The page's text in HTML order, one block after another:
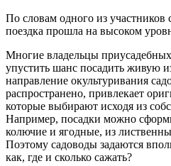
По словам одного из участников
поездка прошла на высоком
Многие владельцы приусадебных
упустить шанс посадить живую
направление окультуривания
распространено, привлекает
которые выбирают исходя из
Например, посадки можно
колючие и ягодные, из
Поэтому садоводы задаются
как, где и сколько сажать?